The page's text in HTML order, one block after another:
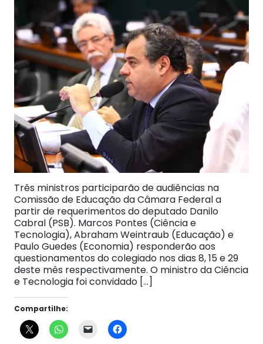
Três ministros participarão de audiências na
Comissão de Educação da Câmara Federal a
partir de requerimentos do deputado Danilo
Cabral (PSB). Marcos Pontes (Ciência e
Tecnologia), Abraham Weintraub (Educação) e
Paulo Guedes (Economia) responderão aos
questionamentos do colegiado nos dias 8, 15 e 29
deste mês respectivamente. O ministro da Ciência
e Tecnologia foi convidado […]
Compartilhe: